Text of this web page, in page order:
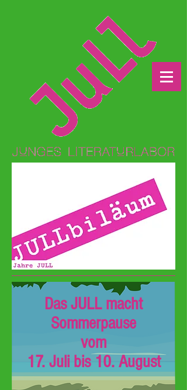
Das JULL macht
Sommerpause
vom
17. Juli bis 10. August